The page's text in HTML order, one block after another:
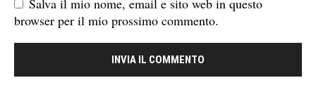
Salva il mio nome, email e sito web in questo
browser per il mio prossimo commento.